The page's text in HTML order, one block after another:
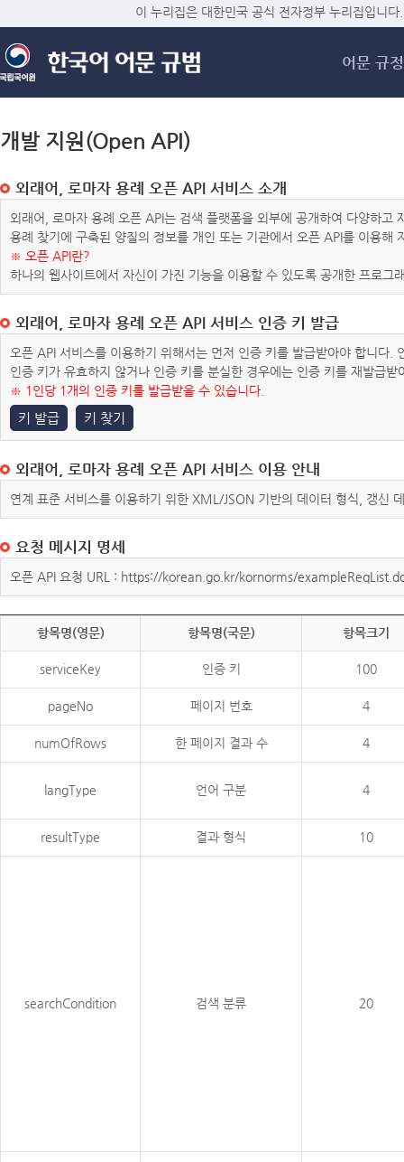
메
이 누리집은 대한민국 공식 전자정부 누리집입니다.
어문 규정
개발 지원(Open API)
외래어, 로마자 용례 오픈 API 서비스 소개
외래어, 로마자 용례 오픈 API는 검색 플랫폼을 외부에 공개하여 다양하
용례 찾기에 구축된 양질의 정보를 개인 또는 기관에서 오픈 API를 이용해
※ 오픈 API란?
하나의 웹사이트에서 자신이 가진 기능을 이용할 수 있도록 공개한 프로그
외래어, 로마자 용례 오픈 API 서비스 인증 키 발급
오픈 API 서비스를 이용하기 위해서는 먼저 인증 키를 발급받아야 합니다
인증 키가 유효하지 않거나 인증 키를 분실한 경우에는 인증 키를 재발급받
※ 1인당 1개의 인증 키를 발급받을 수 있습니다.
키 발급 키 찾기
외래어, 로마자 용례 오픈 API 서비스 이용 안내
연계 표준 서비스를 이용하기 위한 XML/JSON 기반의 데이터 형식, 갱신
요청 메시지 명세
오픈 API 요청 URL : https://korean.go.kr/kornorms/
항목명(영문) 항목명(국문) 항목크기
serviceKey 인증 키 100
pageNo 페이지 번호 4
numOfRows 한 페이지 결과 수 4
langType 언어 구분 4
resultType 결과 형식 10
searchCondition 검색 분류 20